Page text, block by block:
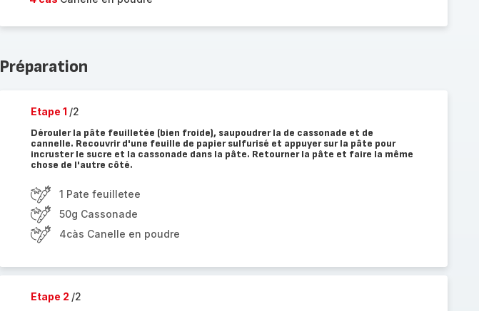
Préparation
Etape 1 /2
Dérouler la pâte feuilletée (bien froide), saupoudrer la de cassonade et de
cannelle. Recouvrir d'une feuille de papier sulfurisé et appuyer sur la pâte pour
incruster le sucre et la cassonade dans la pâte. Retourner la pâte et faire la même
chose de l'autre côté.
1 Pate feuilletee
50g Cassonade
4càs Canelle en poudre
Etape 2 /2